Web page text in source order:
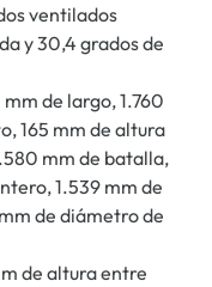
ventilados
y 30,4 grados de
de largo, 1.760
165 mm de altura
mm de batalla,
1.539 mm de
de diámetro de
de altura entre